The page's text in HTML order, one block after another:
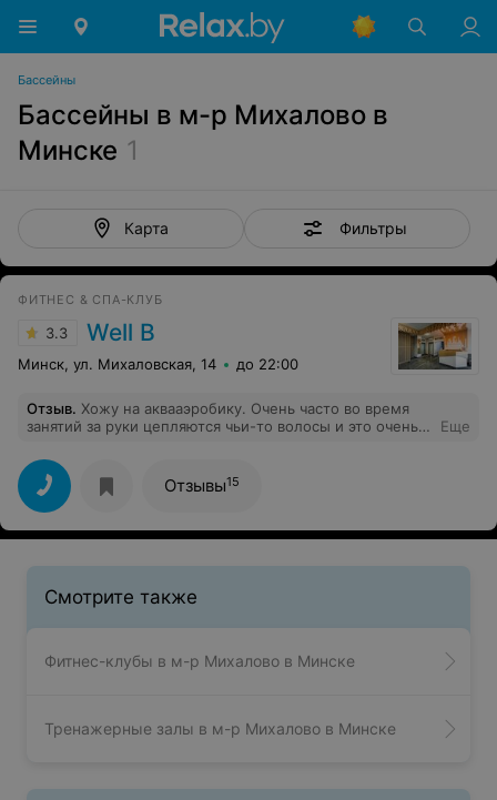
Бассейны
Бассейны в м-р Михалово в
Минске 1
Карта Фильтры
ФИТНЕС & СПА-КЛУБ
3.3 Well B
Минск, ул. Михаловская, 14 до 22:00
Отзыв. Хожу на аквааэробику. Очень часто во время
занятий за руки цепляются чьи-то волосы и это очень
администраторам. Тренировку в бассейне многие
посещают без шапочек и этот момент никем не
контролируется. Хотелось бы устранить этот
неприятный момент, чтобы и в дальнейшем можно
было посещать данный комплекс.
Еще
Отзывы15
Смотрите также
Фитнес-клубы в м-р Михалово в Минске
Тренажерные залы в м-р Михалово в Минске